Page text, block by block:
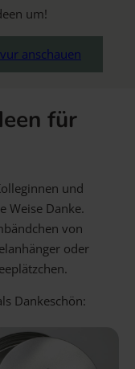
um!
anschauen
für
und
Weise Danke.
von
oder
Dankeschön: